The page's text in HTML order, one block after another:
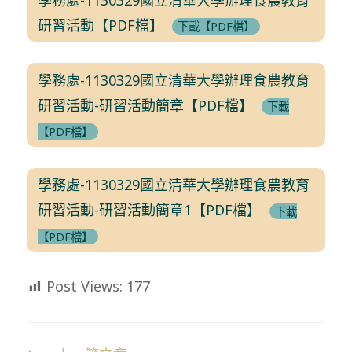
研習活動【PDF檔】
下載【PDF檔】
學務處-1130329國立清華大學辦理食農教育
研習活動-研習活動簡章【PDF檔】
下載
【PDF檔】
學務處-1130329國立清華大學辦理食農教育
研習活動-研習活動簡章1【PDF檔】
下載
【PDF檔】
Post Views: 177